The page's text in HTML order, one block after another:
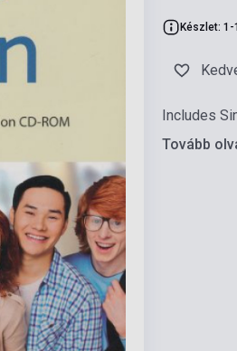
Készlet: 1-
Includes
Tovább